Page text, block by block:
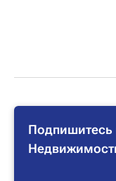
Подпишитесь